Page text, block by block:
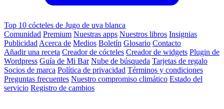
Top 10 cócteles de Jugo de uva blanca
Comunidad Premium Nuestras apps Nuestros libros Insignias
Publicidad Acerca de Medios Boletín Glosario Contacto
Añadir una receta Creador de cócteles Creador de widgets Plugin de
Wordpress Guía de Mi Bar Nube de búsqueda Tarjetas de regalo
Socios de marca Política de privacidad Términos y condiciones
Preguntas frecuentes Nuestro compromiso climático Estado del
servicio Registro de cambios